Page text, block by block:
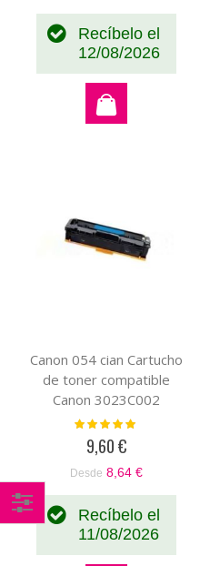
Recíbelo el
12/08/2026
Canon 054 cian Cartucho
de toner compatible
Canon 3023C002
Valoración:
9,60 €
Desde 8,64 €
Recíbelo el
11/08/2026
Comprar